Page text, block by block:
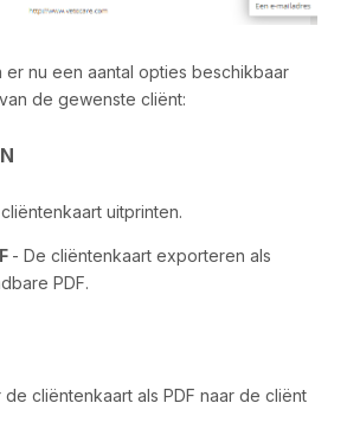
er nu een aantal opties beschikbaar
de gewenste cliënt:
uitprinten.
- De cliëntenkaart exporteren als
PDF.
de cliëntenkaart als PDF naar de cliënt